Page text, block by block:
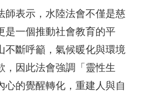
師表示，水陸法會不僅是慈
是一個推動社會教育的平
不斷呼籲，氣候暖化與環境
，因此法會強調「靈性生
心的覺醒轉化，重建人與自